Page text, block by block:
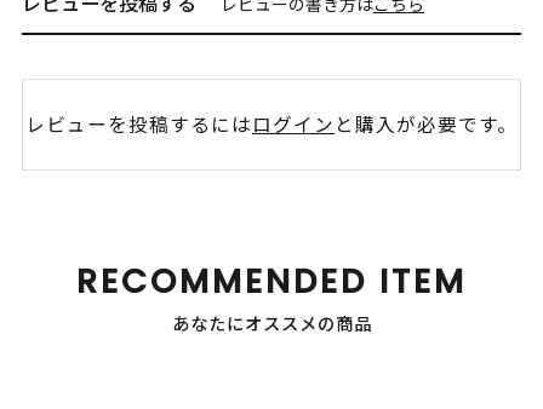
レビューを投稿するにはログイン と購入が必要です。
RECOMMENDED ITEM
あなたにオススメの商品